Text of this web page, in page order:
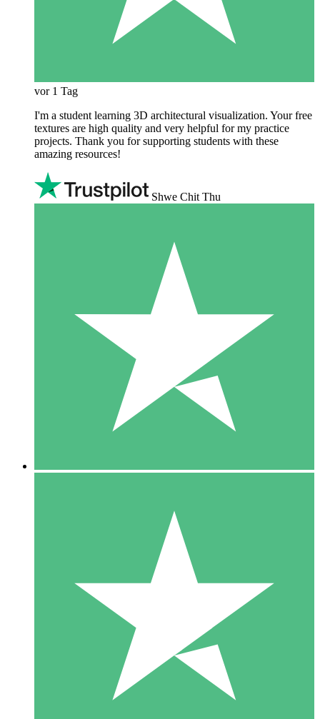
vor 1 Tag
I'm a student learning 3D architectural visualization. Your free
textures are high quality and very helpful for my practice
projects. Thank you for supporting students with these
amazing resources!
Shwe Chit Thu